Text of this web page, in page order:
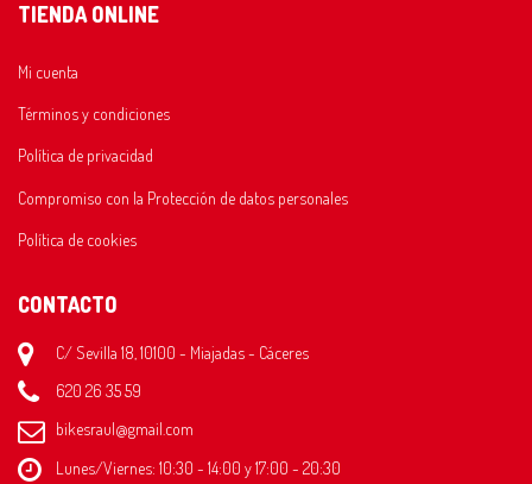
TIENDA ONLINE
Mi cuenta
Términos y condiciones
Política de privacidad
Compromiso con la Protección de datos personales
Política de cookies
CONTACTO
C/ Sevilla 18, 10100 - Miajadas - Cáceres
620 26 35 59
bikesraul@gmail.com
Lunes/Viernes: 10:30 - 14:00 y 17:00 - 20:30